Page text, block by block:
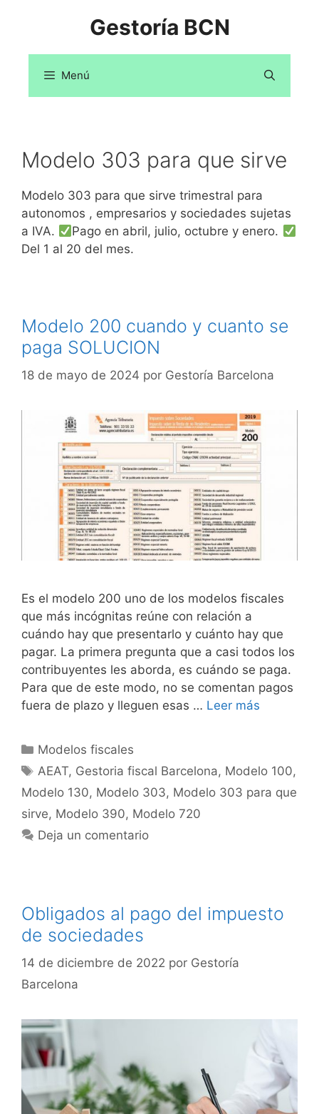
Gestoría BCN
Menú
Modelo 303 para que sirve
Modelo 303 para que sirve trimestral para
autonomos , empresarios y sociedades sujetas
a IVA.
Pago en abril, julio, octubre y enero.
Del 1 al 20 del mes.
Modelo 200 cuando y cuanto se
paga SOLUCION
18 de mayo de 2024 por Gestoría Barcelona
Es el modelo 200 uno de los modelos fiscales
que más incógnitas reúne con relación a
cuándo hay que presentarlo y cuánto hay que
pagar. La primera pregunta que a casi todos los
contribuyentes les aborda, es cuándo se paga.
Para que de este modo, no se comentan pagos
fuera de plazo y lleguen esas … Leer más
Categorías
Modelos fiscales
Etiquetas
AEAT, Gestoria fiscal Barcelona, Modelo 100,
Modelo 130, Modelo 303, Modelo 303 para que
sirve, Modelo 390, Modelo 720
Deja un comentario
Obligados al pago del impuesto
de sociedades
14 de diciembre de 2022 por Gestoría
Barcelona